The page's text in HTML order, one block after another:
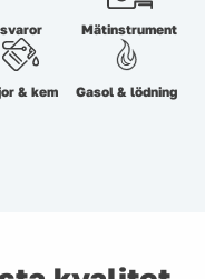
Mätinstrument
& kem Gasol & lödning